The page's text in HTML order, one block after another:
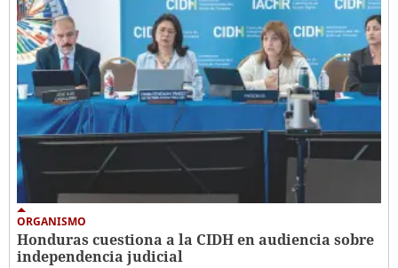
ORGANISMO
Honduras cuestiona a la CIDH en audiencia sobre
independencia judicial